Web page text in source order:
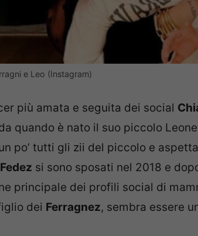
e Leo (Instagram)
più amata e seguita dei social
quando è nato il suo piccolo
po’ tutti gli zii del piccolo e
si sono sposati nel 2018 e
principale dei profili social di
dei Ferragnez, sembra essere